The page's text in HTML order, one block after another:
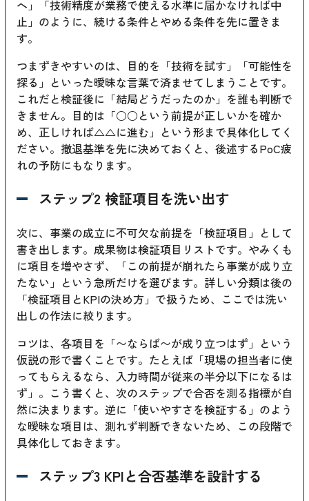
へ」「技術精度が業務で使える水準に届かなければ中
止」のように、続ける条件とやめる条件を先に置きま
す。
つまずきやすいのは、目的を「技術を試す」「可能性を
探る」といった曖昧な言葉で済ませてしまうことです。
これだと検証後に「結局どうだったのか」を誰も判断で
きません。目的は「○○という前提が正しいかを確か
め、正しければ△△に進む」という形まで具体化してく
ださい。撤退基準を先に決めておくと、後述するPoC疲
れの予防にもなります。
ステップ2 検証項目を洗い出す
次に、事業の成立に不可欠な前提を「検証項目」として
書き出します。成果物は検証項目リストです。やみくも
に項目を増やさず、「この前提が崩れたら事業が成り立
たない」という急所だけを選びます。詳しい分類は後の
「検証項目とKPIの決め方」で扱うため、ここでは洗い
出しの作法に絞ります。
コツは、各項目を「〜ならば〜が成り立つはず」という
仮説の形で書くことです。たとえば「現場の担当者に使
ってもらえるなら、入力時間が従来の半分以下になるは
ず」。こう書くと、次のステップで合否を測る指標が自
然に決まります。逆に「使いやすさを検証する」のよう
な曖昧な項目は、測れず判断できないため、この段階で
具体化しておきます。
ステップ3 KPIと合否基準を設計する